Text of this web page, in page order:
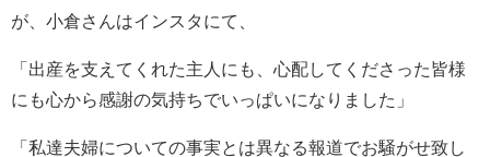
が、小倉さんはインスタにて、
「出産を支えてくれた主人にも、心配してくださった皆様
にも心から感謝の気持ちでいっぱいになりました」
「私達夫婦についての事実とは異なる報道でお騒がせ致し